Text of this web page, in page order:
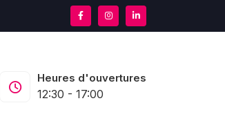
Heures d'ouvertures
12:30 - 17:00